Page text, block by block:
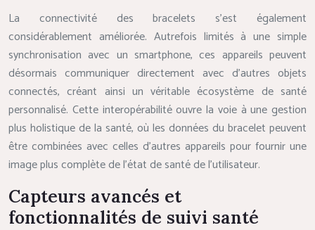
La connectivité des bracelets s’est également
considérablement améliorée. Autrefois limités à une simple
synchronisation avec un smartphone, ces appareils peuvent
désormais communiquer directement avec d’autres objets
connectés, créant ainsi un véritable écosystème de santé
personnalisé. Cette interopérabilité ouvre la voie à une gestion
plus holistique de la santé, où les données du bracelet peuvent
être combinées avec celles d’autres appareils pour fournir une
image plus complète de l’état de santé de l’utilisateur.
Capteurs avancés et
fonctionnalités de suivi santé